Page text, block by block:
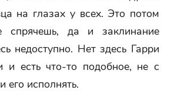
на глазах у всех. Это потом
спрячешь, да и заклинание
недоступно. Нет здесь Гарри
и есть что-то подобное, не с
его исполнять.